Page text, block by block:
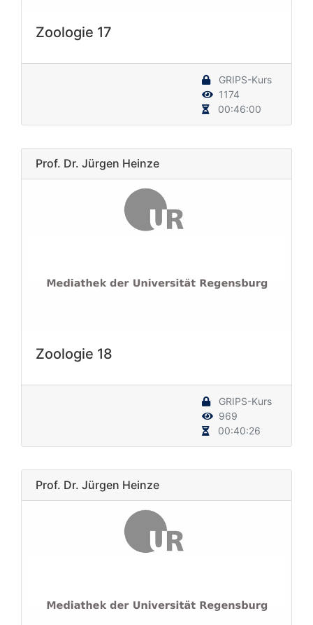
Zoologie 17
GRIPS-Kurs
1174
00:46:00
Prof. Dr. Jürgen Heinze
Zoologie 18
GRIPS-Kurs
969
00:40:26
Prof. Dr. Jürgen Heinze